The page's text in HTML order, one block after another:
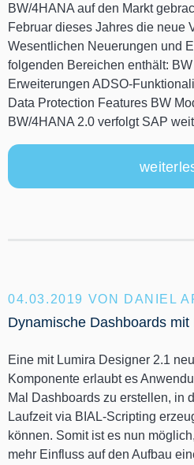
BW/4HANA auf den Markt
Februar dieses Jahres die neue
Wesentlichen Neuerungen und
folgenden Bereichen enthält:
Erweiterungen ADSO-
Data Protection Features BW
BW/4HANA 2.0 verfolgt SAP
04.03.2019 VON DANIEL
Dynamische Dashboards
Eine mit Lumira Designer 2.1
Komponente erlaubt es
Mal Dashboards zu erstellen, in
Laufzeit via BIAL-Scripting
können. Somit ist es nun
mehr Einfluss auf den Aufbau